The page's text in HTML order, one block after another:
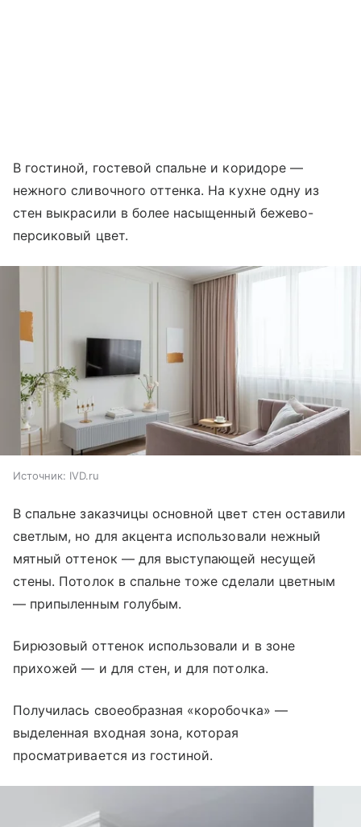
В гостиной, гостевой спальне и коридоре —
нежного сливочного оттенка. На кухне одну из
стен выкрасили в более насыщенный бежево-
персиковый цвет.
Источник: IVD.ru
В спальне заказчицы основной цвет стен оставили
светлым, но для акцента использовали нежный
мятный оттенок — для выступающей несущей
стены. Потолок в спальне тоже сделали цветным
— припыленным голубым.
Бирюзовый оттенок использовали и в зоне
прихожей — и для стен, и для потолка.
Получилась своеобразная «коробочка» —
выделенная входная зона, которая
просматривается из гостиной.